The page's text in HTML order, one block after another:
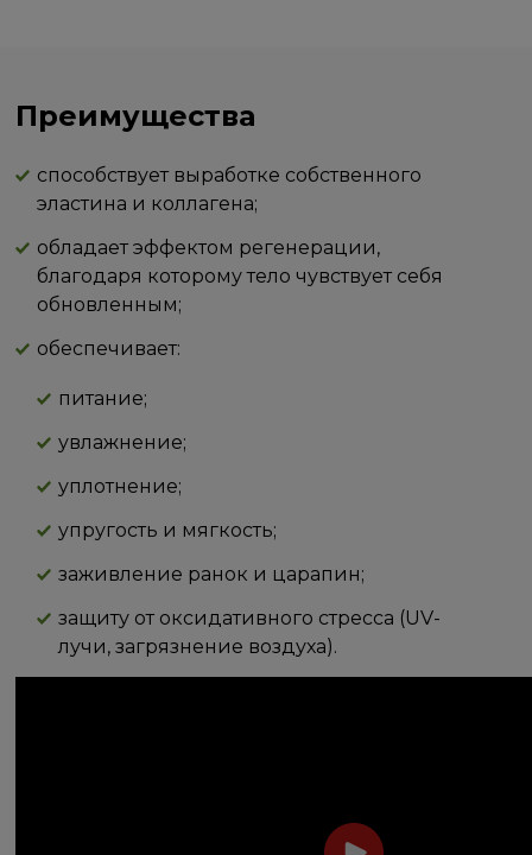
Преимущества
способствует выработке собственного
эластина и коллагена;
обладает эффектом регенерации,
благодаря которому тело чувствует себя
обновленным;
обеспечивает:
питание;
увлажнение;
уплотнение;
упругость и мягкость;
заживление ранок и царапин;
защиту от оксидативного стресса (UV-
лучи, загрязнение воздуха).